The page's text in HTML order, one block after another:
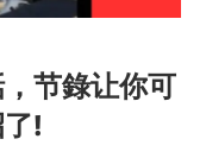
节錄让你可
!